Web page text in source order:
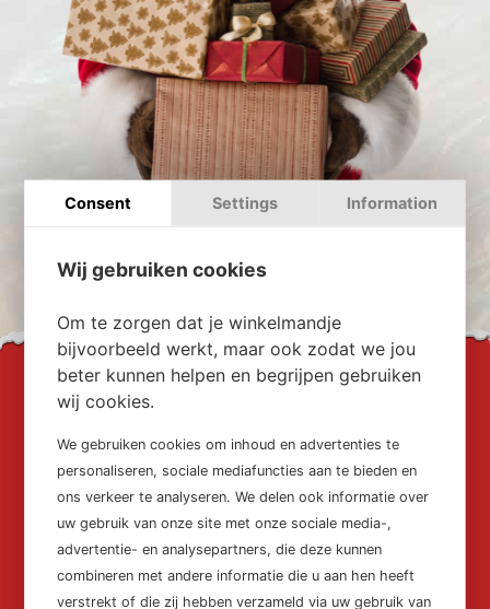
De verzending is inbegrepen bij de
geen extra verzendkosten bij. U kunt éénmalig
gebruik maken van de persoonlijke cadeaubon.
Zorg er dus voor dat de KadoMand goed
gevuld is en al uw munten besteed zijn.
Zodra de bestelling geplaatst is wordt deze
Consent
Wij gebruiken cookies
Om te zorgen dat je winkelmandje
bijvoorbeeld werkt, maar ook zodat we jou
beter kunnen helpen en begrijpen gebruiken
wij cookies.
We gebruiken cookies om inhoud en advertenties te
personaliseren, sociale mediafuncties aan te bieden en
ons verkeer te analyseren. We delen ook informatie over
uw gebruik van onze site met onze sociale media-,
advertentie- en analysepartners, die deze kunnen
combineren met andere informatie die u aan hen heeft
verstrekt of die zij hebben verzameld via uw gebruik van
Settings Information